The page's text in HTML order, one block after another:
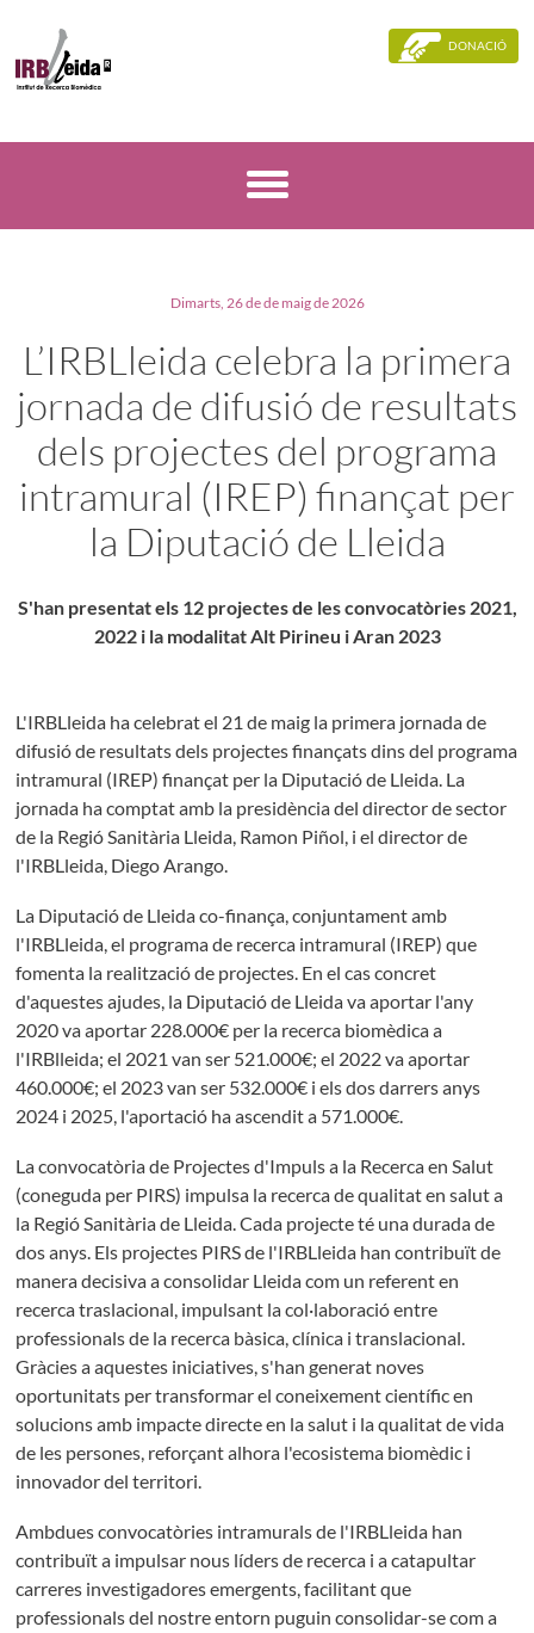
DONACIÓ
Dimarts, 26 de de maig de 2026
L’IRBLleida celebra la primera
jornada de difusió de resultats
dels projectes del programa
intramural (IREP) finançat per
la Diputació de Lleida
S'han presentat els 12 projectes de les convocatòries 2021,
2022 i la modalitat Alt Pirineu i Aran 2023
L'IRBLleida ha celebrat el 21 de maig la primera jornada de
difusió de resultats dels projectes finançats dins del programa
intramural (IREP) finançat per la Diputació de Lleida. La
jornada ha comptat amb la presidència del director de sector
de la Regió Sanitària Lleida, Ramon Piñol, i el director de
l'IRBLleida, Diego Arango.
La Diputació de Lleida co-finança, conjuntament amb
l'IRBLleida, el programa de recerca intramural (IREP) que
fomenta la realització de projectes. En el cas concret
d'aquestes ajudes, la Diputació de Lleida va aportar l'any
2020 va aportar 228.000€ per la recerca biomèdica a
l'IRBlleida; el 2021 van ser 521.000€; el 2022 va aportar
460.000€; el 2023 van ser 532.000€ i els dos darrers anys
2024 i 2025, l'aportació ha ascendit a 571.000€.
La convocatòria de Projectes d'Impuls a la Recerca en Salut
(coneguda per PIRS) impulsa la recerca de qualitat en salut a
la Regió Sanitària de Lleida. Cada projecte té una durada de
dos anys. Els projectes PIRS de l'IRBLleida han contribuït de
manera decisiva a consolidar Lleida com un referent en
recerca traslacional, impulsant la col·laboració entre
professionals de la recerca bàsica, clínica i translacional.
Gràcies a aquestes iniciatives, s'han generat noves
oportunitats per transformar el coneixement científic en
solucions amb impacte directe en la salut i la qualitat de vida
de les persones, reforçant alhora l'ecosistema biomèdic i
innovador del territori.
Ambdues convocatòries intramurals de l'IRBLleida han
contribuït a impulsar nous líders de recerca i a catapultar
carreres investigadores emergents, facilitant que
professionals del nostre entorn puguin consolidar-se com a